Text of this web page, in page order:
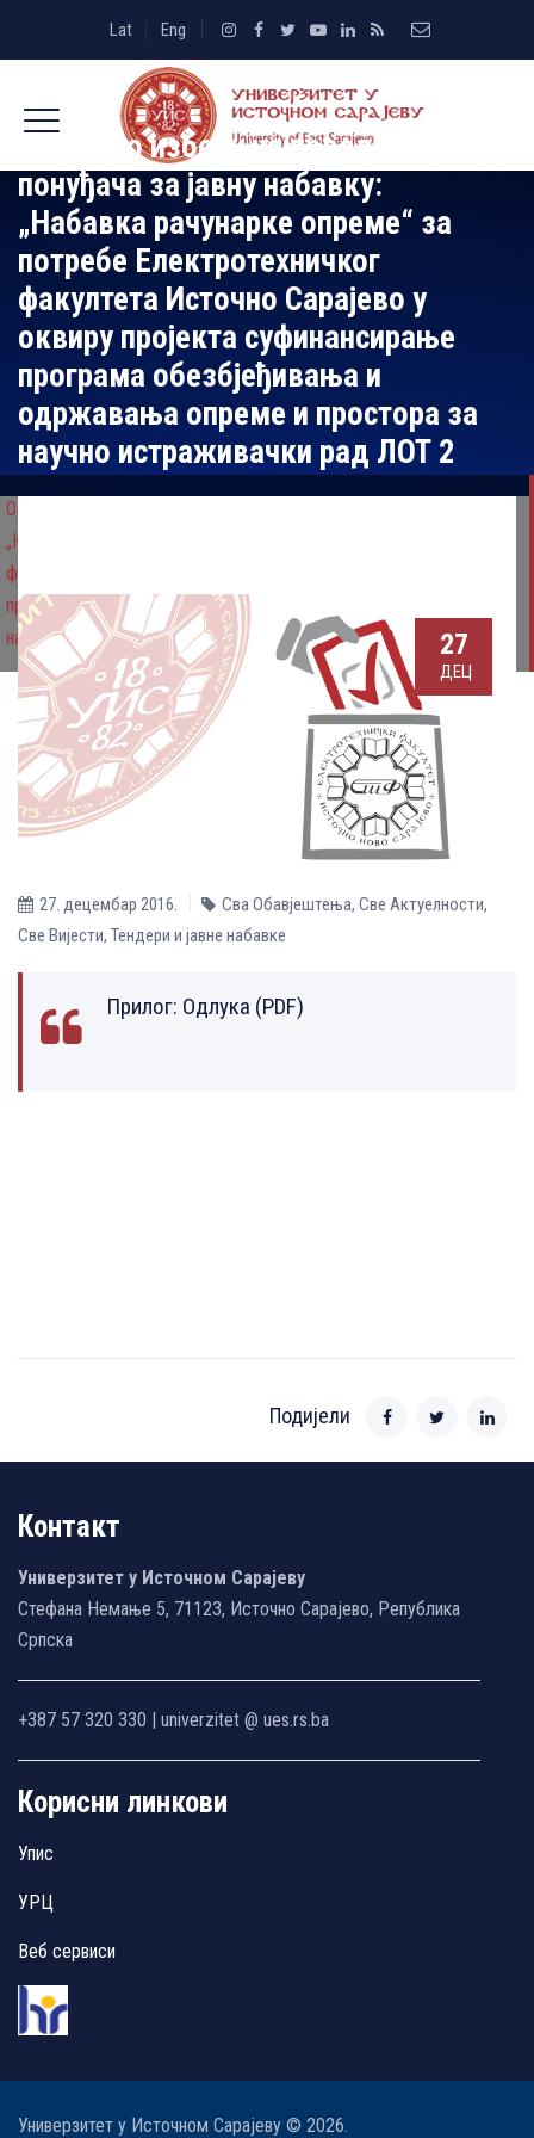
Lat Eng
Одлука о избору најповољнијег
понуђача за јавну набавку:
„Набавка рачунарке опреме“ за
потребе Електротехничког
факултета Источно Сарајево у
оквиру пројекта суфинансирање
програма обезбјеђивања и
одржавања опреме и простора за
научно истраживачки рад ЛОТ 2
Одлука о избору најповољнијег понуђача за јавну набавку:
„Набавка рачунарке опреме“ за потребе Електротехничког
факултета Источно Сарајево у оквиру пројекта суфинансирање
програма обезбјеђивања и одржавања опреме и простора за
научно истраживачки рад ЛОТ 2
27
ДЕЦ
27. децембар 2016. Сва Обавјештења, Све Aктуелности,
Све Вијести, Тендери и јавне набавке
Прилог: Одлука (PDF)
Подијели
Контакт
Универзитет у Источном Сарајеву
Стефана Немање 5, 71123, Источно Сарајево, Република
Српска
+387 57 320 330 | univerzitet @ ues.rs.ba
Корисни линкови
Упис
УРЦ
Веб сервиси
Универзитет у Источном Сарајеву © 2026.